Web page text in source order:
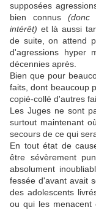
supposées
bien connus (donc
intérêt) et là aussi
de suite, on attend
d'agressions hyper
décennies après.
Bien que pour
faits, dont beaucoup
copié-collé d'autres
Les Juges ne sont
surtout maintenant
secours de ce qui
En tout état de
être sévèrement
absolument
fessée d'avant avait
des adolescents
ou qui les menacent